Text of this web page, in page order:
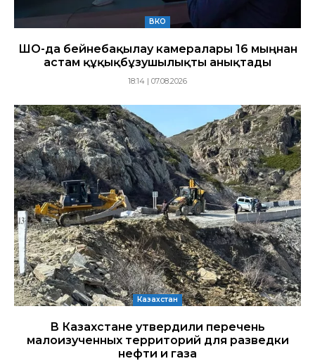
ВКО
ШҚО-да бейнебақылау камералары 16 мыңнан
астам құқықбұзушылықты анықтады
18:14 | 07.08.2026
Казахстан
В Казахстане утвердили перечень
малоизученных территорий для разведки
нефти и газа